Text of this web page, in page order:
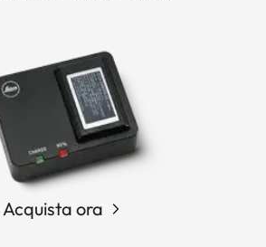
Acquista ora